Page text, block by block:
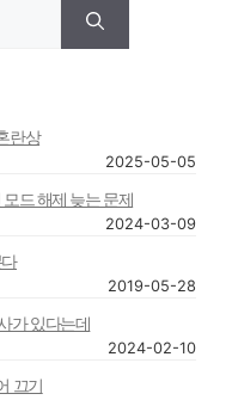
란상
2025-05-05
드 해제 늦는 문제
2024-03-09
2019-05-28
가 있다는데
2024-02-10
끄기